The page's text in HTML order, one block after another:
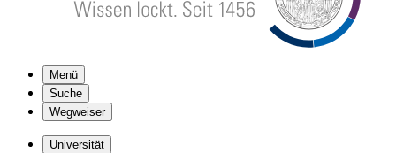
Menü
Suche
Wegweiser
Universität